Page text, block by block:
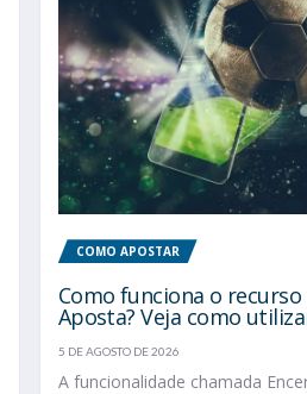
COMO APOSTAR
Como funciona o
Aposta? Veja como
5 DE AGOSTO DE 2026
A funcionalidade chamada